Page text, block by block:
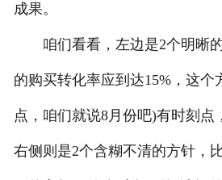
成果。
咱们看看，左边是2个明晰的
的购买转化率应到达15%，这个
点，咱们就说8月份吧)有时刻点
右侧则是2个含糊不清的方针，